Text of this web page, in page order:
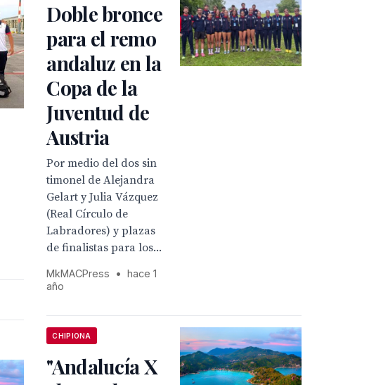
Doble bronce
para el remo
andaluz en la
Copa de la
Juventud de
Austria
Por medio del dos sin
timonel de Alejandra
Gelart y Julia Vázquez
(Real Círculo de
Labradores) y plazas
de finalistas para los...
MkMACPress •
hace 1
año
CHIPIONA
"Andalucía X